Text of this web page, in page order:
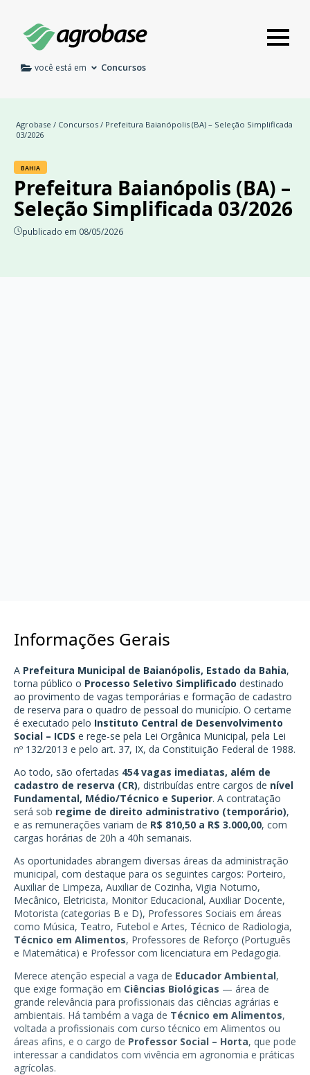
você está em Concursos
Agrobase / Concursos / Prefeitura Baianópolis (BA) – Seleção Simplificada
03/2026
BAHIA
Prefeitura Baianópolis (BA) –
Seleção Simplificada 03/2026
publicado em 08/05/2026
Informações Gerais
A Prefeitura Municipal de Baianópolis, Estado da Bahia,
torna público o Processo Seletivo Simplificado destinado
ao provimento de vagas temporárias e formação de cadastro
de reserva para o quadro de pessoal do município. O certame
é executado pelo Instituto Central de Desenvolvimento
Social – ICDS e rege-se pela Lei Orgânica Municipal, pela Lei
nº 132/2013 e pelo art. 37, IX, da Constituição Federal de 1988.
Ao todo, são ofertadas 454 vagas imediatas, além de
cadastro de reserva (CR), distribuídas entre cargos de nível
Fundamental, Médio/Técnico e Superior. A contratação
será sob regime de direito administrativo (temporário),
e as remunerações variam de R$ 810,50 a R$ 3.000,00, com
cargas horárias de 20h a 40h semanais.
As oportunidades abrangem diversas áreas da administração
municipal, com destaque para os seguintes cargos: Porteiro,
Auxiliar de Limpeza, Auxiliar de Cozinha, Vigia Noturno,
Mecânico, Eletricista, Monitor Educacional, Auxiliar Docente,
Motorista (categorias B e D), Professores Sociais em áreas
como Música, Teatro, Futebol e Artes, Técnico de Radiologia,
Técnico em Alimentos, Professores de Reforço (Português
e Matemática) e Professor com licenciatura em Pedagogia.
Merece atenção especial a vaga de Educador Ambiental,
que exige formação em Ciências Biológicas — área de
grande relevância para profissionais das ciências agrárias e
ambientais. Há também a vaga de Técnico em Alimentos,
voltada a profissionais com curso técnico em Alimentos ou
áreas afins, e o cargo de Professor Social – Horta, que pode
interessar a candidatos com vivência em agronomia e práticas
agrícolas.